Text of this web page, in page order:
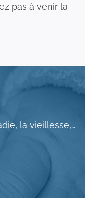
pas à venir la
la vieillesse,…